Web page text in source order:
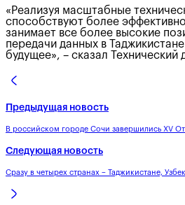
«Реализуя масштабные
способствуют более
занимает все более высокие
передачи данных в
будущее», – сказал
Предыдущая новость
В российском городе Сочи завершились XV
Следующая новость
Сразу в четырех странах – Таджикистане,